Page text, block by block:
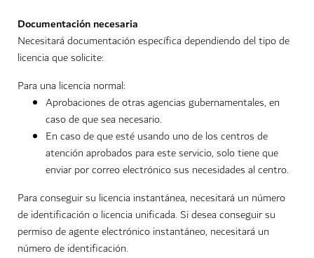
Documentación necesaria
Necesitará documentación específica dependiendo del tipo de
licencia que solicite:
Para una licencia normal:
Aprobaciones de otras agencias gubernamentales, en
caso de que sea necesario.
En caso de que esté usando uno de los centros de
atención aprobados para este servicio, solo tiene que
enviar por correo electrónico sus necesidades al centro.
Para conseguir su licencia instantánea, necesitará un número
de identificación o licencia unificada. Si desea conseguir su
permiso de agente electrónico instantáneo, necesitará un
número de identificación.